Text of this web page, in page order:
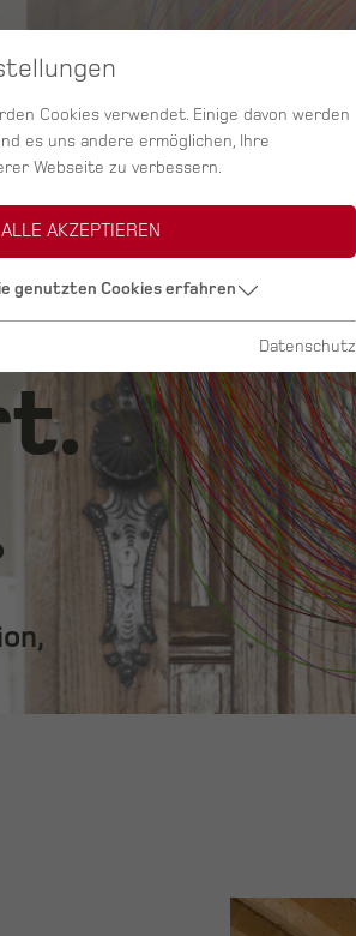
AGENTUR
Cookies verwendet. Einige davon werden
es uns andere ermöglichen, Ihre
Webseite zu verbessern.
ALLE AKZEPTIEREN
genutzten Cookies erfahren
Datenschutz